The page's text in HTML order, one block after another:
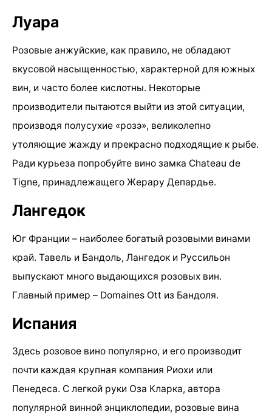
Луара
Розовые анжуйские, как правило, не обладают
вкусовой насыщенностью, характерной для южных
вин, и часто более кислотны. Некоторые
производители пытаются выйти из этой ситуации,
производя полусухие «розэ», великолепно
утоляющие жажду и прекрасно подходящие к рыбе.
Ради курьеза попробуйте вино замка Chateau de
Tigne, принадлежащего Жерару Депардье.
Лангедок
Юг Франции – наиболее богатый розовыми винами
край. Тавель и Бандоль, Лангедок и Руссильон
выпускают много выдающихся розовых вин.
Главный пример – Domaines Ott из Бандоля.
Испания
Здесь розовое вино популярно, и его производит
почти каждая крупная компания Риохи или
Пенедеса. С легкой руки Оза Кларка, автора
популярной винной энциклопедии, розовые вина